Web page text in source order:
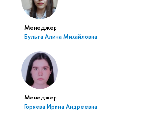
Менеджер
Булыга Алина Михайловна
Менеджер
Горяева Ирина Андреевна